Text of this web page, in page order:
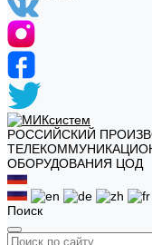
РОССИЙСКИЙ
ОБОРУДОВАНИЯ ЦОД
Поиск